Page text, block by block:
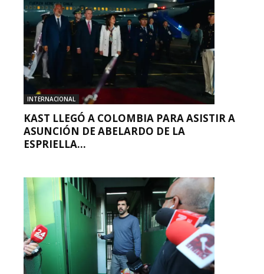
INTERNACIONAL
KAST LLEGÓ A COLOMBIA PARA ASISTIR A
ASUNCIÓN DE ABELARDO DE LA
ESPRIELLA...